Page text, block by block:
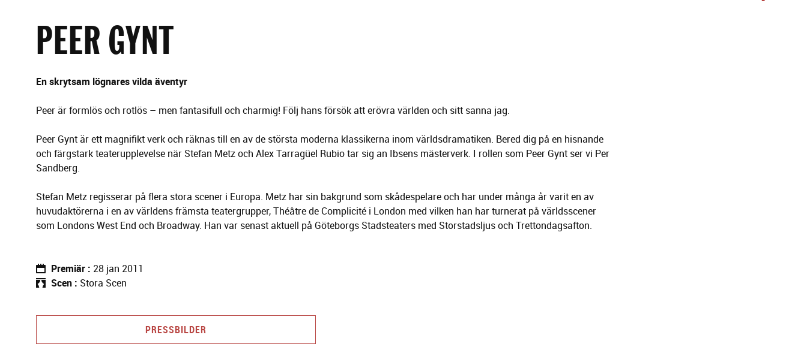
PEER GYNT
En skrytsam lögnares vilda äventyr
Peer är formlös och rotlös – men fantasifull och charmig! Följ hans försök att erövra världen och sitt sanna jag.
Peer Gynt är ett magnifikt verk och räknas till en av de största moderna klassikerna inom världsdramatiken. Bered dig på en hisnande
och färgstark teaterupplevelse när Stefan Metz och Alex Tarragüel Rubio tar sig an Ibsens mästerverk. I rollen som Peer Gynt ser vi Per
Sandberg.
Stefan Metz regisserar på flera stora scener i Europa. Metz har sin bakgrund som skådespelare och har under många år varit en av
huvudaktörerna i en av världens främsta teatergrupper, Théâtre de Complicité i London med vilken han har turnerat på världsscener
som Londons West End och Broadway. Han var senast aktuell på Göteborgs Stadsteaters med Storstadsljus och Trettondagsafton.
Premiär
28 jan 2011
Scen
Stora Scen
PRESSBILDER